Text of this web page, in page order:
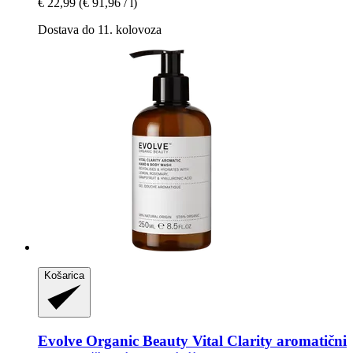
€ 22,99 (€ 91,96 / l)
Dostava do 11. kolovoza
Košarica
Evolve Organic Beauty Vital Clarity aromatični